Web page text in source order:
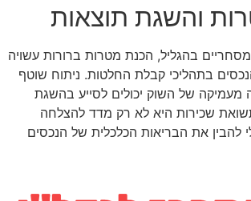
והשגת תוצאות
בהגליל, הכנת מטרות ברורות עשויה
בתהליכי קבלת החלטות. ניתוח שוטף
מעמיקה של השוק יכולים לסייע בהשגת
שכירות היא לא רק מדד להצלחה
להבין את הבריאות הכלכלית של הנכסים